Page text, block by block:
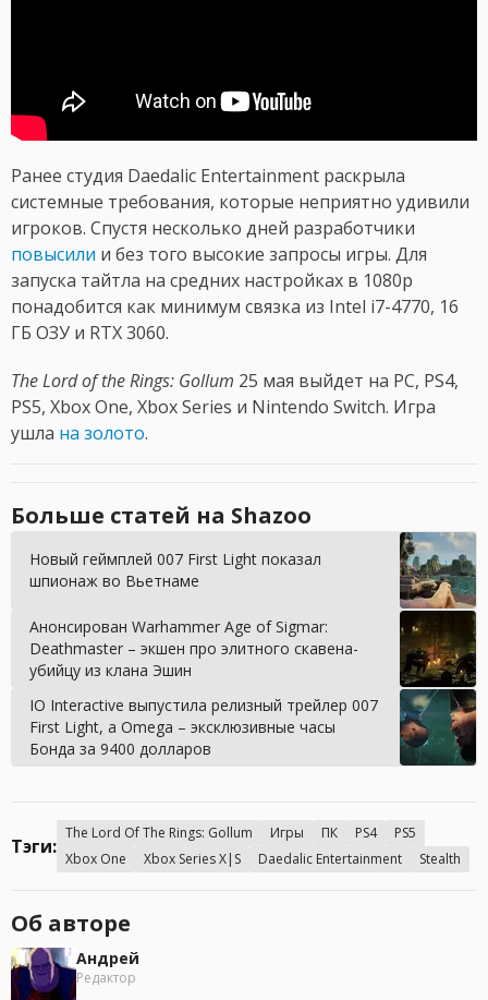
Ранее студия Daedalic Entertainment раскрыла
системные требования, которые неприятно удивили
игроков. Спустя несколько дней разработчики
повысили и без того высокие запросы игры. Для
запуска тайтла на средних настройках в 1080p
понадобится как минимум связка из Intel i7-4770, 16
ГБ ОЗУ и RTX 3060.
The Lord of the Rings: Gollum 25 мая выйдет на PC, PS4,
PS5, Xbox One, Xbox Series и Nintendo Switch. Игра
ушла на золото.
Больше статей на Shazoo
Новый геймплей 007 First Light показал
шпионаж во Вьетнаме
Анонсирован Warhammer Age of Sigmar:
Deathmaster – экшен про элитного скавена-
убийцу из клана Эшин
IO Interactive выпустила релизный трейлер 007
First Light, а Omega – эксклюзивные часы
Бонда за 9400 долларов
Тэги:
The Lord Of The Rings: Gollum Игры ПК PS4
PS5
Xbox One
Xbox Series X|S Daedalic Entertainment Stealth
Об авторе
Андрей
Редактор